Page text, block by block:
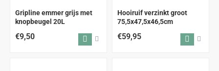
Gripline emmer grijs met
knopbeugel 20L
€9,50 ALLEEN AFHALEN
Hooiruif verzinkt groot
75,5x47,5x46,5cm
€59,95